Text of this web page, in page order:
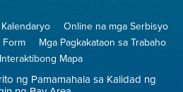
Kalendaryo
Online na mga Serbisyo
Form
Mga Pagkakataon sa Trabaho
Mapa
ng Pamamahala sa Kalidad ng